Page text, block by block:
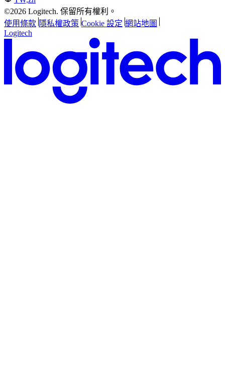
©2026 Logitech. 保留所有權利。
使用條款 隱私權政策 Cookie 設定 網站地圖
Logitech